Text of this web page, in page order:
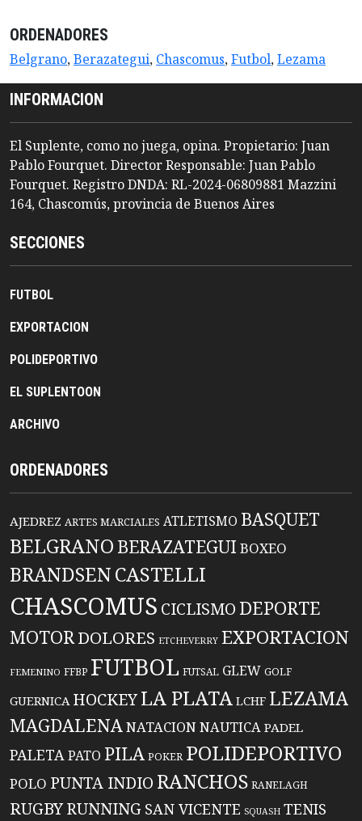
ORDENADORES
Belgrano,Berazategui, Chascomus,Futbol,Lezama
INFORMACION
El Suplente, como no juega, opina. Propietario: Juan
Pablo Fourquet. Director Responsable: Juan Pablo
Fourquet. Registro DNDA: RL-2024-06809881 Mazzini
164, Chascomús, provincia de Buenos Aires
SECCIONES
FUTBOL
EXPORTACION
POLIDEPORTIVO
EL SUPLENTOON
ARCHIVO
ORDENADORES
AJEDREZ ARTES MARCIALES ATLETISMO BASQUET
BELGRANO BERAZATEGUIBOXEO
BRANDSENCASTELLI
CHASCOMUS CICLISMO DEPORTE
MOTORDOLORES ETCHEVERRY EXPORTACION
FEMENINO FFBP FUTBOL FUTSAL GLEW GOLF
GUERNICA HOCKEYLA PLATA LCHF LEZAMA
MAGDALENANATACIONNAUTICA PADEL
PALETAPATO PILA POKER POLIDEPORTIVO
POLO PUNTA INDIO RANCHOS RANELAGH
RUGBYRUNNING SAN VICENTE SQUASH TENIS